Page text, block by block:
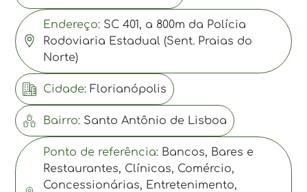
Endereço: SC 401, a 800m da Polícia
Rodoviaria Estadual (Sent. Praias do
Norte)
Cidade: Florianópolis
Bairro: Santo Antônio de Lisboa
Ponto de referência: Bancos, Bares e
Restaurantes, Clínicas, Comércio,
Concessionárias, Entretenimento,